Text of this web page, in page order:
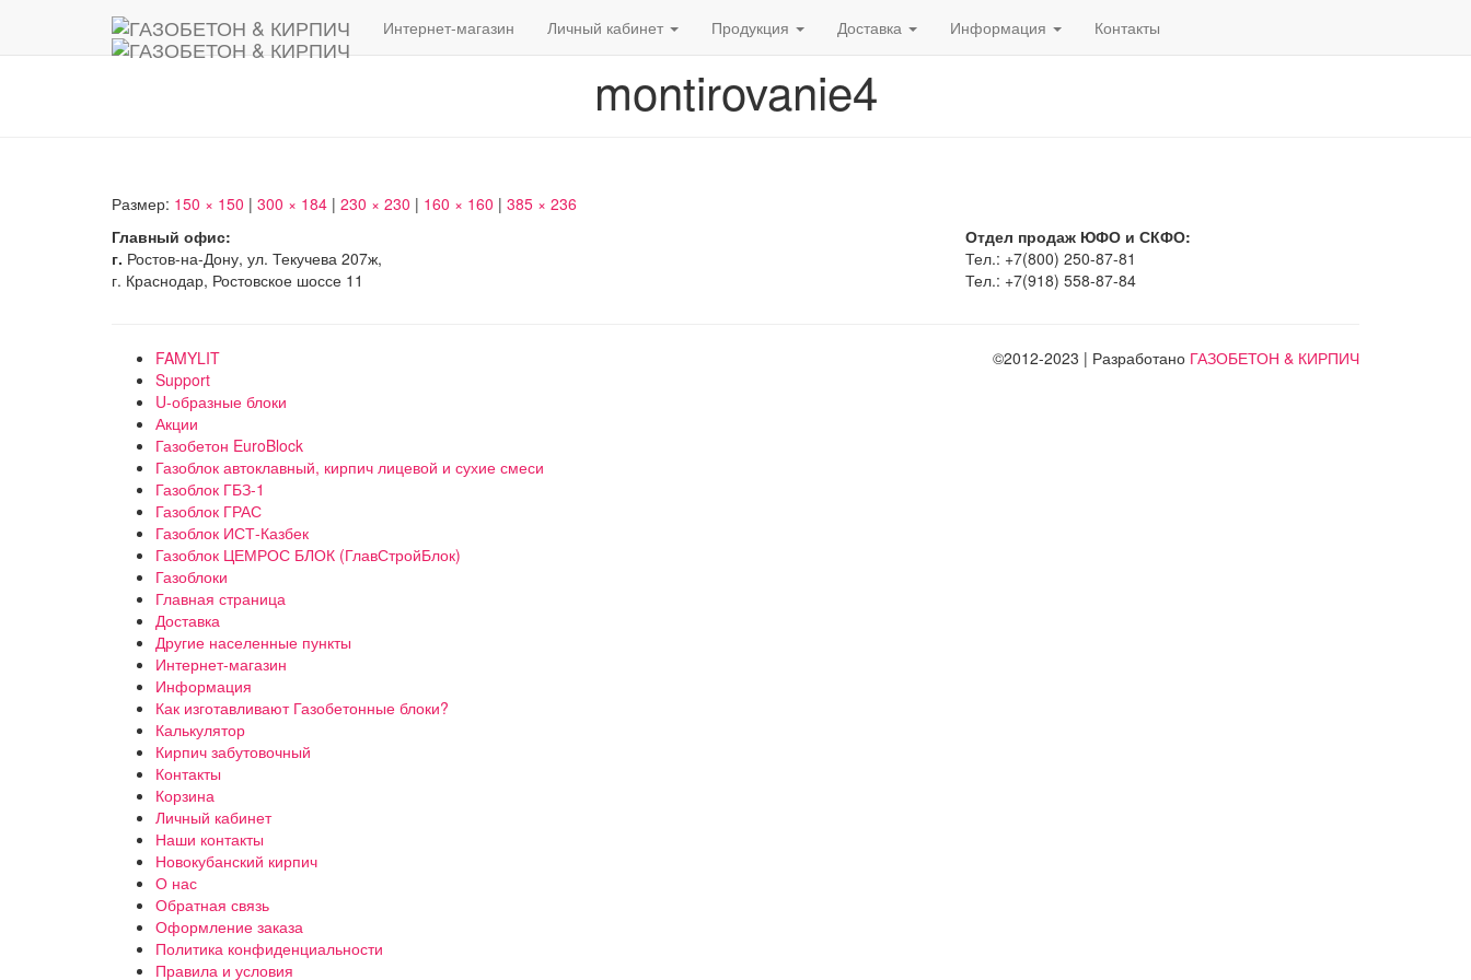
Интернет-магазин Личный кабинет Продукция Доставка Информация Контакты
montirovanie4
Размер: 150 × 150 | 300 × 184 | 230 × 230 | 160 × 160 | 385 × 236
Главный офис:
г. Ростов-на-Дону, ул. Текучева 207ж,
г. Краснодар, Ростовское шоссе 11
Отдел продаж ЮФО и СКФО:
Тел.: +7(800) 250-87-81
Тел.: +7(918) 558-87-84
FAMYLIT
Support
U-образные блоки
Акции
Газобетон EuroBlock
Газоблок автоклавный, кирпич лицевой и сухие смеси
Газоблок ГБЗ-1
Газоблок ГРАС
Газоблок ИСТ-Казбек
Газоблок ЦЕМРОС БЛОК (ГлавСтройБлок)
Газоблоки
Главная страница
Доставка
Другие населенные пункты
Интернет-магазин
Информация
Как изготавливают Газобетонные блоки?
Калькулятор
Кирпич забутовочный
Контакты
Корзина
Личный кабинет
Наши контакты
Новокубанский кирпич
О нас
Обратная связь
Оформление заказа
Политика конфиденциальности
Правила и условия
©2012-2023 | Разработано ГАЗОБЕТОН & КИРПИЧ